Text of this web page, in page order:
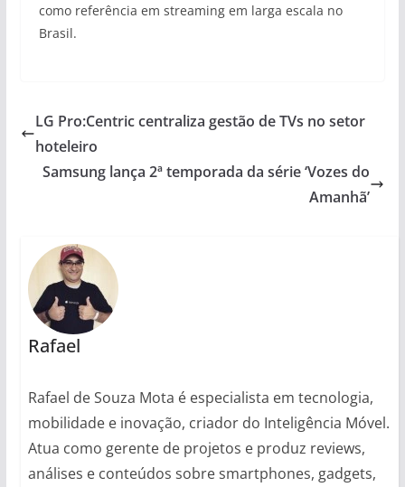
como referência em streaming em larga escala no
Brasil.
LG Pro:Centric centraliza gestão de TVs no setor
hoteleiro
Samsung lança 2ª temporada da série ‘Vozes do
Amanhã’
Rafael
Rafael de Souza Mota é especialista em tecnologia,
mobilidade e inovação, criador do Inteligência Móvel.
Atua como gerente de projetos e produz reviews,
análises e conteúdos sobre smartphones, gadgets,